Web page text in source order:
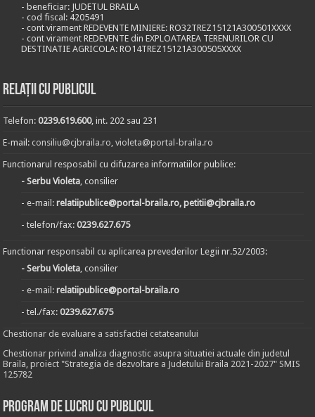
- beneficiar: JUDETUL BRAILA
- cod fiscal: 4205491
- cont virament REDEVENTE MINIERE: RO32TREZ15121A300501XXXX
- cont virament REDEVENTE din EXPLOATAREA TERENURILOR CU
DESTINATIE AGRICOLA: RO14TREZ15121A300505XXXX
Relații cu publicul
Telefon:0239.619.600, int. 202 sau 231
E-mail:consiliu@cjbraila.ro,violeta@portal-braila.ro
Functionarul resposabil cu difuzarea informatiilor publice:
- Serbu Violeta, consilier
- e-mail:relatiipublice@portal-braila.ro, petitii@cjbraila.ro
- telefon/fax:0239.627.675
Functionar responsabil cu aplicarea prevederilor Legii nr.52/2003:
- Serbu Violeta, consilier
- e-mail:relatiipublice@portal-braila.ro
- tel./fax:0239.627.675
Chestionar de evaluare a satisfactiei cetateanului
Chestionar privind analiza diagnostic asupra situatiei actuale din judetul
Braila, proiect "Strategia de dezvoltare a Judetului Braila 2021-2027" SMIS
125782
Program de lucru cu publicul